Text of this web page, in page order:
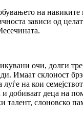
на навиките
зависи од
очи, долги
Имаат склоност
на кои
добиваат деца на
талент, слоновско